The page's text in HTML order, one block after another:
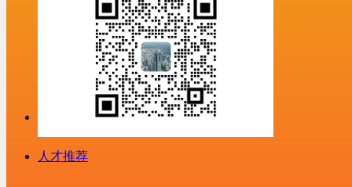
人才推荐